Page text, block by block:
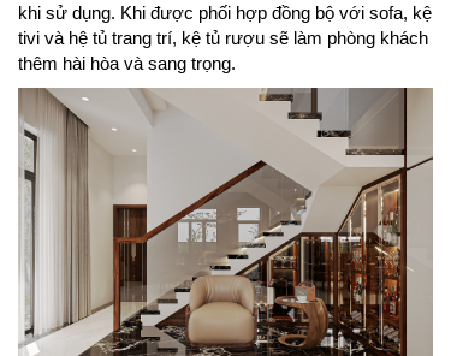
khi sử dụng. Khi được phối hợp đồng bộ với sofa, kệ
tivi và hệ tủ trang trí, kệ tủ rượu sẽ làm phòng khách
thêm hài hòa và sang trọng.